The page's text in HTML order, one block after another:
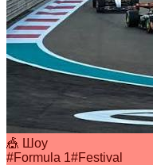
🎪 Шоу
#Formula 1#Festival